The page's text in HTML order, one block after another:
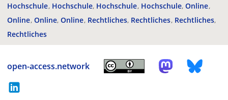
Hochschule Hochschule Hochschule Hochschule Online
Online Online Online Rechtliches Rechtliches Rechtliches
Rechtliches
open-access.network